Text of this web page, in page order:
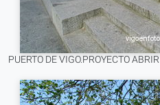
PUERTO DE VIGO.PROYECTO